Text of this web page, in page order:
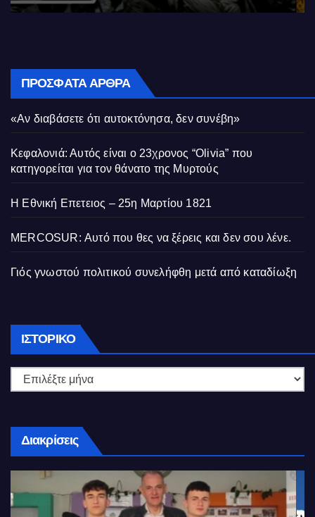
ΠΡΌΣΦΑΤΑ ΆΡΘΡΑ
«Αν διαβάσετε ότι αυτοκτόνησα, δεν συνέβη»
Κεφαλονιά: Αυτός είναι ο 23χρονος “Olivia” που
κατηγορείται για τον θάνατο της Μυρτούς
Η Εθνική Επετειος – 25η Μαρτίου 1821
MERCOSUR: Αυτό που θες να ξέρεις και δεν σου λένε.
Γιός γνωστού πολιτικού συνελήφθη μετά από καταδίωξη
ΙΣΤΟΡΙΚΌ Ιστορικό
Διακρίσεις